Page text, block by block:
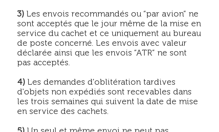
3) Les envois recommandés ou “par avion” ne
sont acceptés que le jour même de la mise en
service du cachet et ce uniquement au bureau
de poste concerné. Les envois avec valeur
déclarée ainsi que les envois “ATR” ne sont
pas acceptés.
4) Les demandes d'oblitération tardives
d'objets non expédiés sont recevables dans
les trois semaines qui suivent la date de mise
en service des cachets.